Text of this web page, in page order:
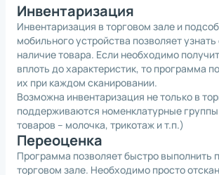
Инвентаризация
Инвентаризация в торговом зале и
мобильного устройства позволяет
наличие товара. Если необходимо
вплоть до характеристик, то программа
их при каждом сканировании.
Возможна инвентаризация не только в
поддерживаются номенклатурные
товаров – молочка, трикотаж и т.п.)
Переоценка
Программа позволяет быстро выполнить
торговом зале. Необходимо просто